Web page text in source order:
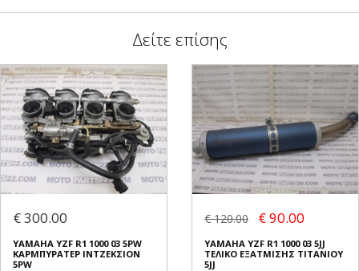
Δείτε επίσης
€ 300.00
YAMAHA YZF R1 1000 03 5PW
ΚΑΡΜΠΥΡΑΤΕΡ ΙΝΤΖΕΚΣΙΟΝ
5PW
€ 120.00 € 90.00
YAMAHA YZF R1 1000 03 5JJ
ΤΕΛΙΚΟ ΕΞΑΤΜΙΣΗΣ ΤΙΤΑΝΙΟΥ
5JJ